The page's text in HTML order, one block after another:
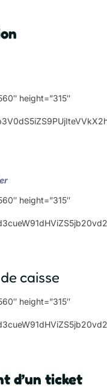
height=”315″
height=”315″
caisse
height=”315″
d’un ticket